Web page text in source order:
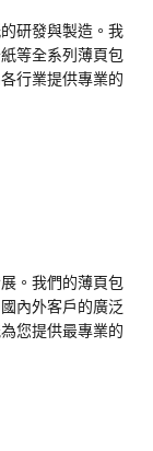
研發與製造。我
等全系列薄頁包
行業提供專業的
。我們的薄頁包
內外客戶的廣泛
您提供最專業的